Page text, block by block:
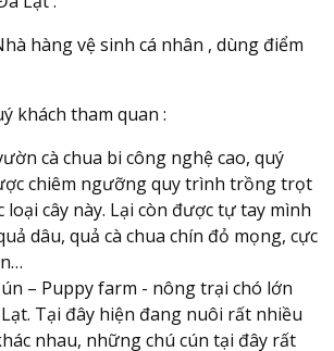
hàng vệ sinh cá nhân , dùng điểm
khách tham quan :
cà chua bi công nghệ cao, quý
chiêm ngưỡng quy trình trồng trọt
loại cây này. Lại còn được tự tay mình
dâu, quả cà chua chín đỏ mọng, cực
– Puppy farm - nông trại chó lớn
Tại đây hiện đang nuôi rất nhiều
nhau, những chú cún tại đây rất